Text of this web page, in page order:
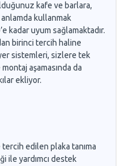
kafe ve barlara,
anlamda kullanmak
kadar uyum sağlamaktadır.
birinci tercih haline
sistemleri, sizlere tek
aşamasında da
ekliyor.
tercih edilen plaka tanıma
ile yardımcı destek